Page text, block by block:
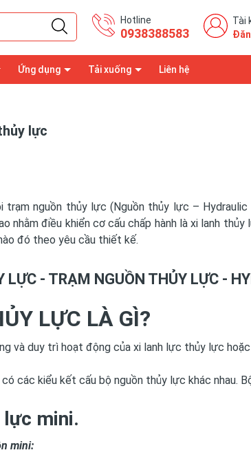
Hotline
0938388583
Tài
Ứng dụng Tải xuống Liên hệ
lực
nguồn thủy lực (Nguồn thủy lực –
nhằm điều khiển cơ cấu chấp hành là xi lanh
đó theo yêu cầu thiết kế.
LỰC - TRẠM NGUỒN THỦY LỰC -
LỰC LÀ GÌ?
và duy trì hoạt động của xi lanh lực thủy lực
các kiểu kết cấu bộ nguồn thủy lực khác nhau.
lực mini.
mini: